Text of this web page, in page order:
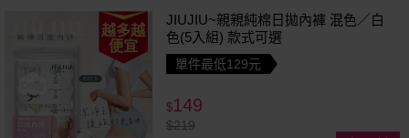
越多越
便宜
JIUJIU~親親純棉日拋內褲 混色／白
色(5入組) 款式可選
單件最低129元
$149
$219